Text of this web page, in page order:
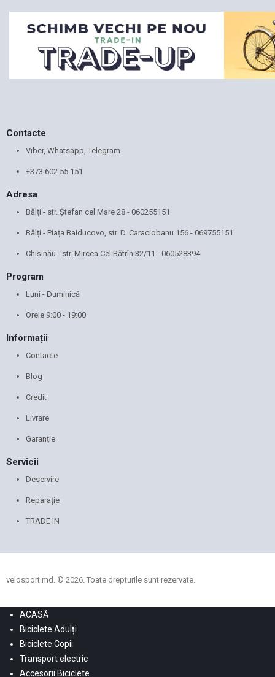
Contacte
Viber, Whatsapp, Telegram
+373 602 55 151
Adresa
Bălți - str. Ștefan cel Mare 28 - 060255151
Bălți - Piața Baiducovo, str. D. Caraciobanu 156 - 069755151
Chișinău - str. Mircea Cel Bătrîn 32/11 - 060528394
Program
Luni - Duminică
Orele 9:00 - 19:00
Informații
Contacte
Blog
Credit
Livrare
Garanție
Servicii
Deservire
Reparație
TRADE IN
velosport.md. © 2026. Toate drepturile sunt rezervate.
ACASĂ
Biciclete Adulți
Biciclete Copii
Transport electric
Accesorii Biciclete